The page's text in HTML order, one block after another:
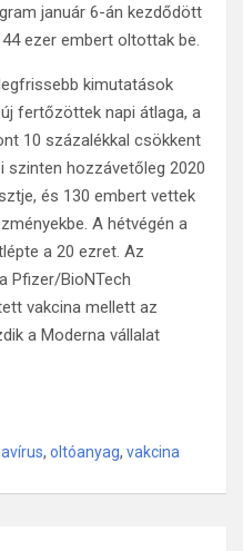
január 6-án kezdődött
ezer embert oltottak be.
kimutatások
fertőzöttek napi átlaga, a
10 százalékkal csökkent
szinten hozzávetőleg 2020
és 130 embert vettek
A hétvégén a
a 20 ezret. Az
Pfizer/BioNTech
vakcina mellett az
a Moderna vállalat
, oltóanyag, vakcina